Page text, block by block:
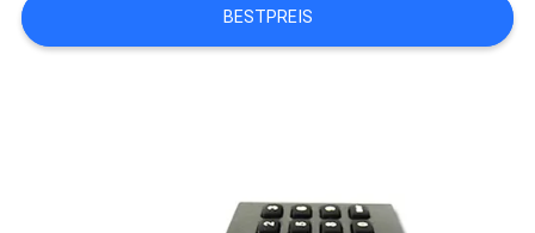
SITEMAP
BESTPREIS